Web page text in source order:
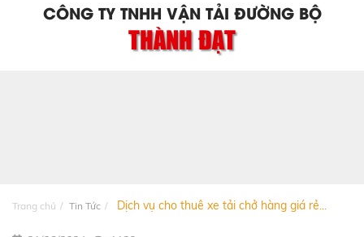
CÔNG TY TNHH VẬN TẢI ĐƯỜNG BỘ
THÀNH ĐẠT
Trang chủ Tin Tức Dịch vụ cho thuê xe tải chở hàng giá rẻ...